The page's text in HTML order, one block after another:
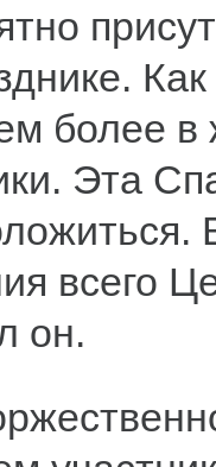
более в
Эта
всего
он.